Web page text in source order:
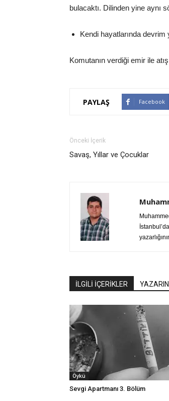
bulacaktı. Dilinden yine aynı
Kendi hayatlarında
Komutanın verdiği emir ile
PAYLAŞ Facebook
Önceki İçerik
Savaş, Yıllar ve Çocuklar
İLGİLİ İÇERİKLER
Öykü
Sevgi Apartmanı 3. Bölüm